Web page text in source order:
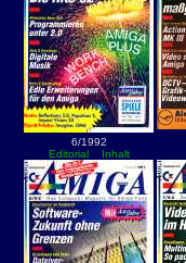
6/1992
Editorial
Inhalt